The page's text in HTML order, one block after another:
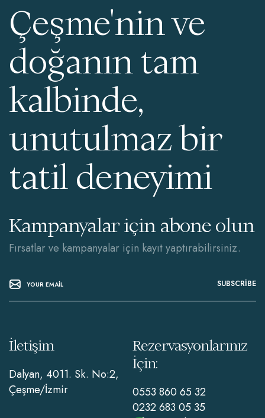
Çeşme'nin ve
doğanın tam
kalbinde,
unutulmaz bir
tatil deneyimi
Kampanyalar için abone olun
Fırsatlar ve kampanyalar için kayıt yaptırabilirsiniz.
SUBSCRIBE
İletişim
Dalyan, 4011. Sk. No:2,
Çeşme/İzmir
Rezervasyonlarınız
İçin:
0553 860 65 32
0232 683 05 35